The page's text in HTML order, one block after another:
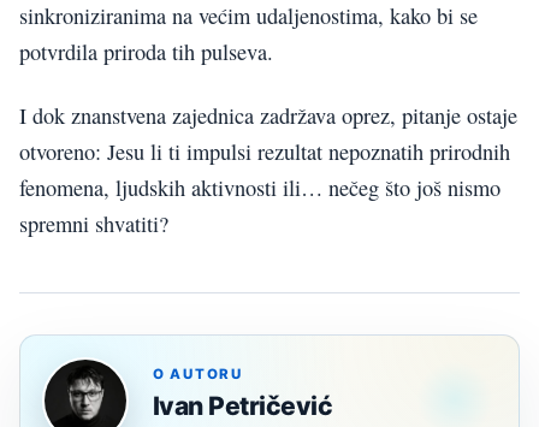
sinkroniziranima na većim udaljenostima, kako bi se
potvrdila priroda tih pulseva.
I dok znanstvena zajednica zadržava oprez, pitanje ostaje
otvoreno: Jesu li ti impulsi rezultat nepoznatih prirodnih
fenomena, ljudskih aktivnosti ili… nečeg što još nismo
spremni shvatiti?
O AUTORU
Ivan Petričević